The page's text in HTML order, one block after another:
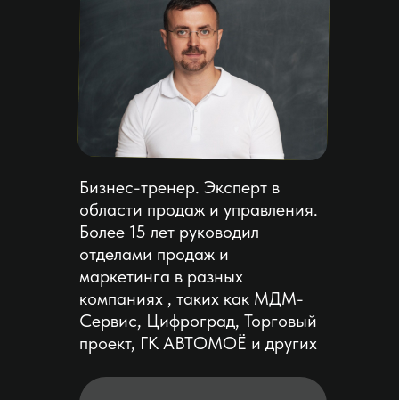
Бизнес-тренер. Эксперт в
области продаж и управления.
Более 15 лет руководил
отделами продаж и
маркетинга в разных
компаниях , таких как МДМ-
Сервис, Цифроград, Торговый
проект, ГК АВТОМОЁ и других